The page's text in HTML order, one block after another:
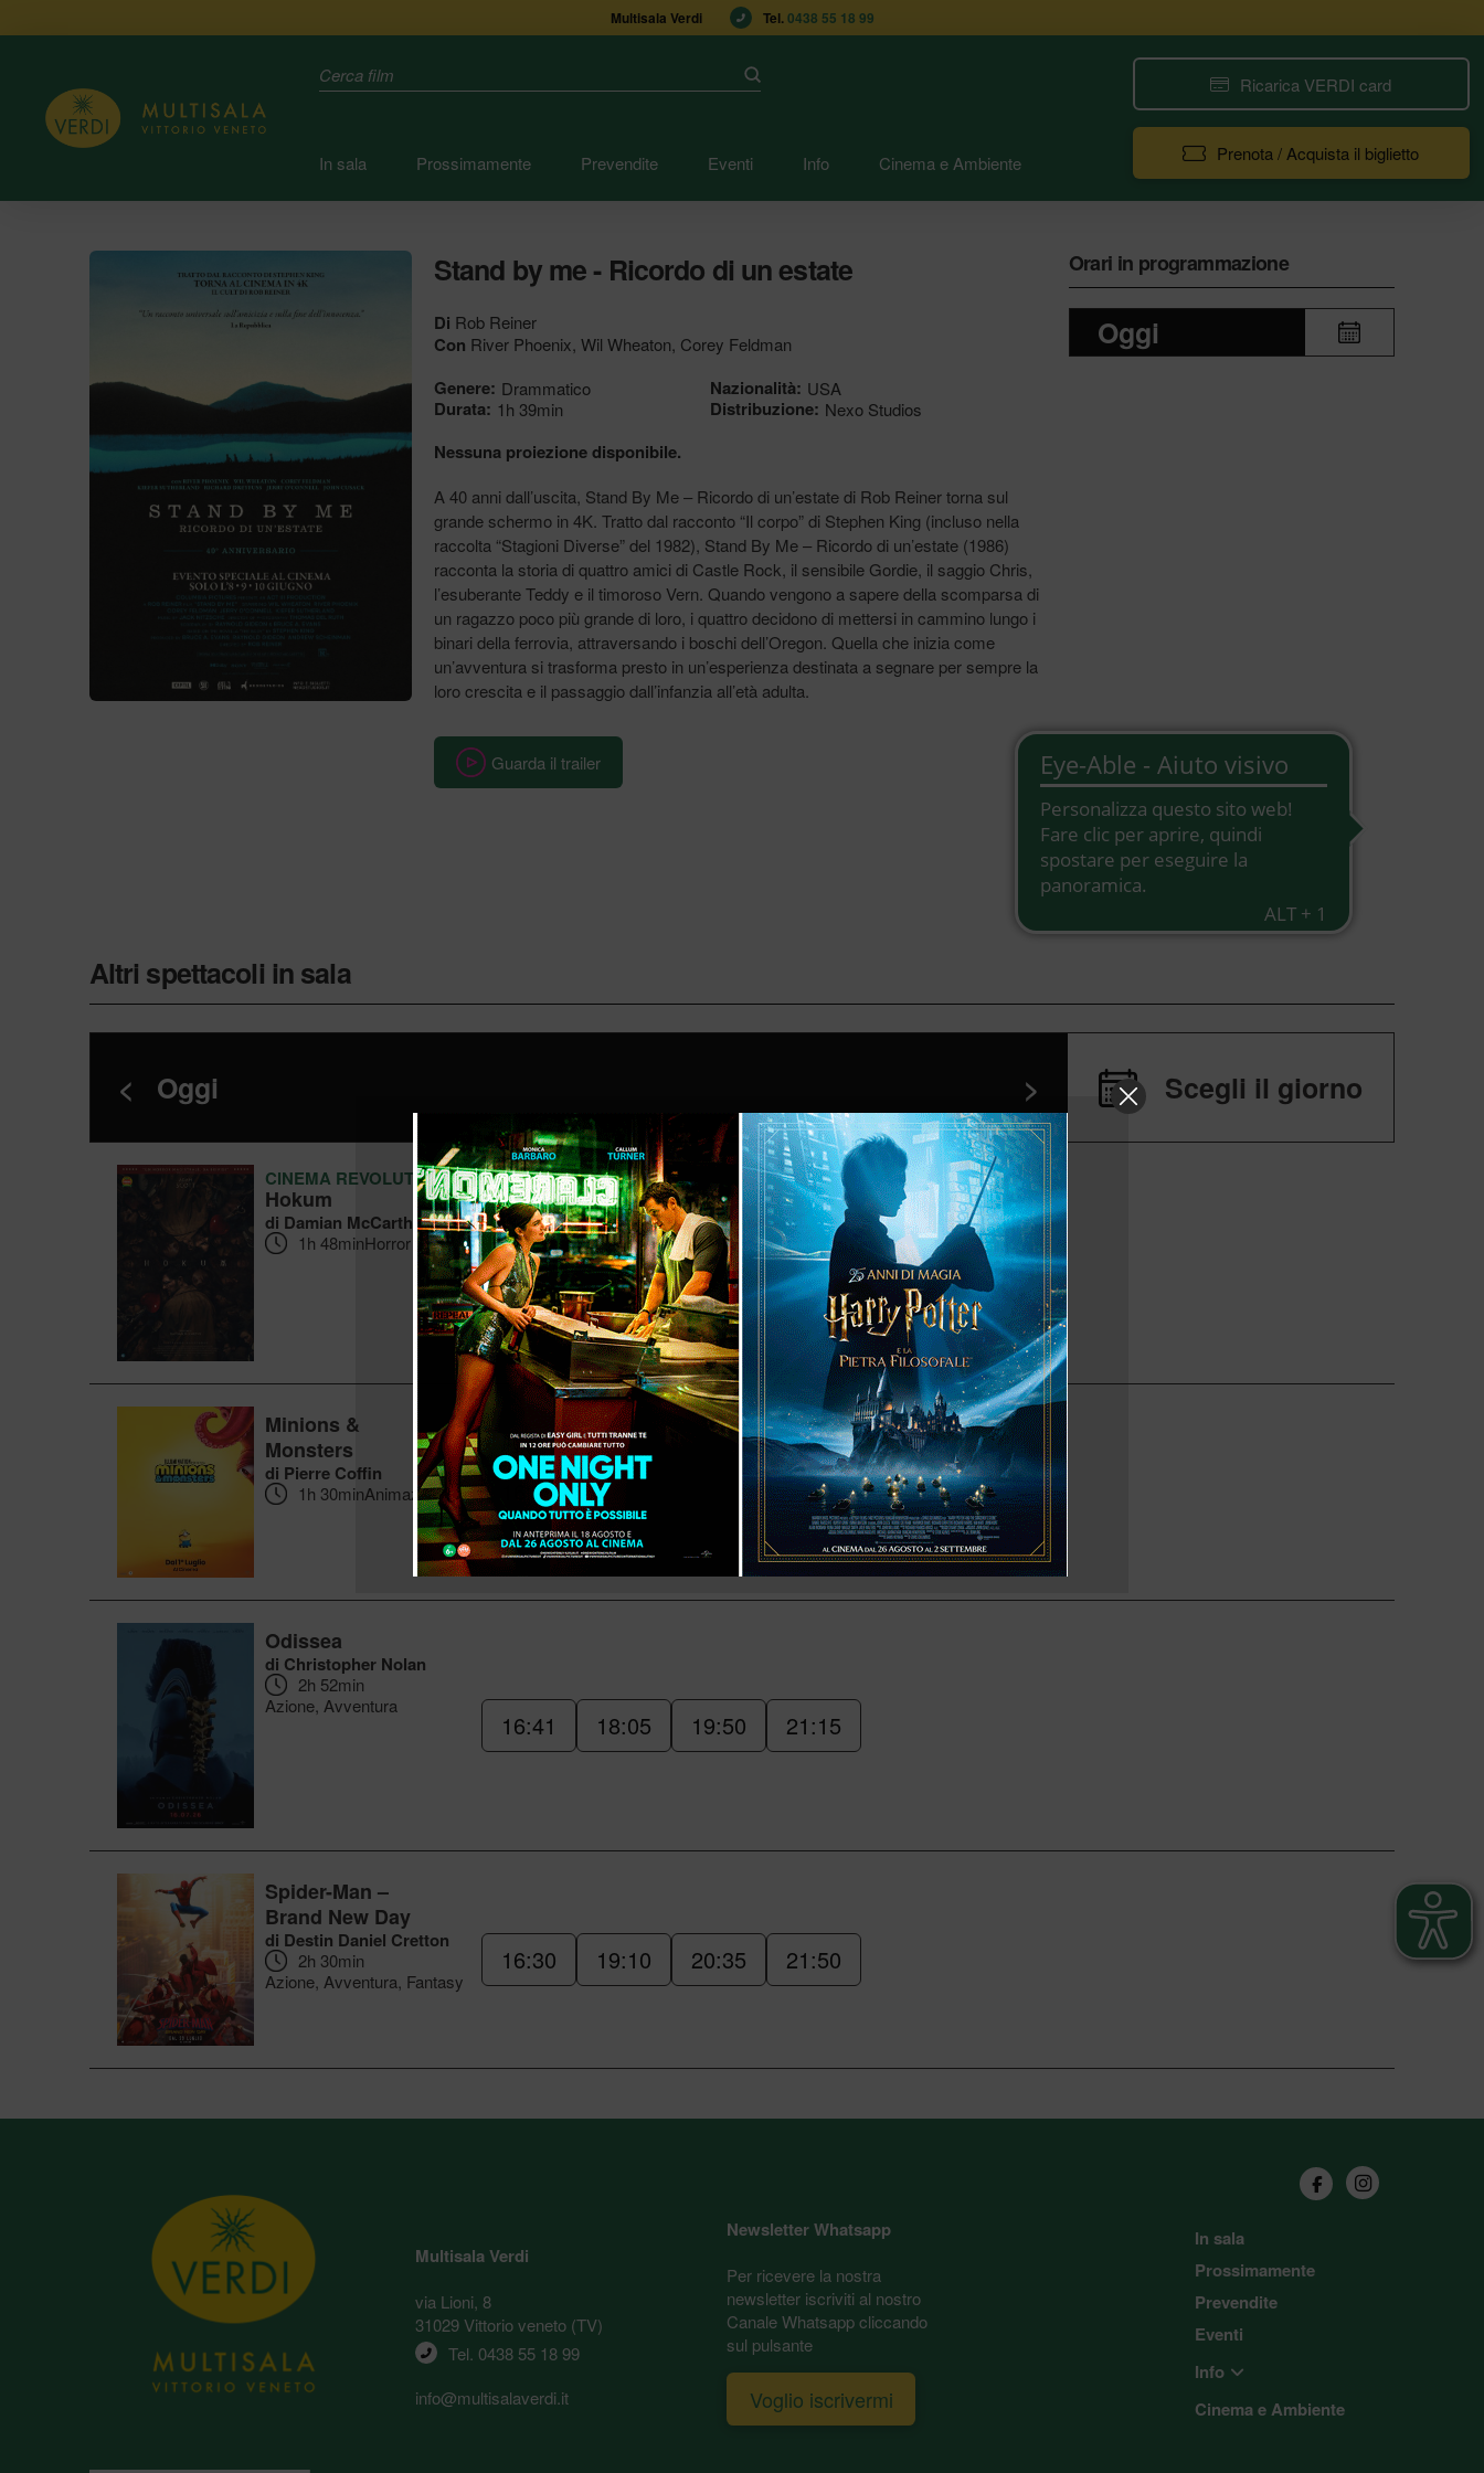
Multisala Verdi Tel. 0438 55 18 99
Search
Submit
In sala Prossimamente Prevendite Eventi Info Cinema e Ambiente
Ricarica VERDI card
Prenota / Acquista il biglietto
Stand by me - Ricordo di un estate
Di Rob Reiner
Con River Phoenix, Wil Wheaton, Corey Feldman
Genere: Drammatico Nazionalità: USA
Durata: 1h 39min Distribuzione: Nexo Studios
Nessuna proiezione disponibile.
A 40 anni dall’uscita, Stand By Me – Ricordo di un’estate di Rob Reiner torna sul
grande schermo in 4K. Tratto dal racconto “Il corpo” di Stephen King (incluso nella
raccolta “Stagioni Diverse” del 1982), Stand By Me – Ricordo di un’estate (1986)
racconta la storia di quattro amici di Castle Rock, il sensibile Gordie, il saggio Chris,
l’esuberante Teddy e il timoroso Vern. Quando vengono a sapere della scomparsa di
un ragazzo poco più grande di loro, i quattro decidono di mettersi in cammino lungo i
binari della ferrovia, attraversando i boschi dell’Oregon. Quella che inizia come
un’avventura si trasforma presto in un’esperienza destinata a segnare per sempre la
loro crescita e il passaggio dall’infanzia all’età adulta.
Guarda il trailer
Orari in programmazione
Oggi
Altri spettacoli in sala
< Oggi > Scegli il giorno
CINEMA REVOLUTION
Hokum
di Damian McCarthy
1h 48minHorror
16:30 18:30
Minions &
Monsters
di Pierre Coffin
1h 30minAnimazione 16:25
Odissea
di Christopher Nolan
2h 52min
Azione, Avventura
16:41 18:05 19:50 21:15
Spider-Man –
Brand New Day
di Destin Daniel Cretton
2h 30min
Azione, Avventura, Fantasy
16:30 19:10 20:35 21:50
Multisala Verdi
via Lioni, 8
31029 Vittorio veneto (TV)
Tel. 0438 55 18 99
info@multisalaverdi.it
Newsletter Whatsapp
Per ricevere la nostra
newsletter iscriviti al nostro
Canale Whatsapp cliccando
sul pulsante
Voglio iscrivermi
In sala
Prossimamente
Prevendite
Eventi
Info
Cinema e Ambiente